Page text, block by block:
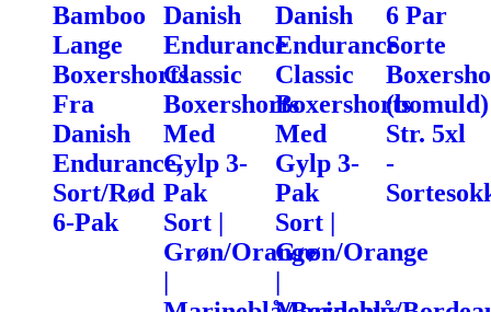
Bamboo
Lange
Boxershorts
Fra
Danish
Endurance,
Sort/Rød
6-Pak
Danish
Endurance
Classic
Boxershorts
Med
Gylp 3-
Pak
Sort |
Grøn/Orange
Danish
Endurance
Classic
Boxershorts
Med
Gylp 3-
Pak
Sort |
Grøn/Orange
6 Par
Sorte
(bomuld)
Str. 5xl
-